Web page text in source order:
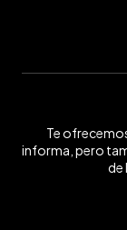
Te
informa, pero
de